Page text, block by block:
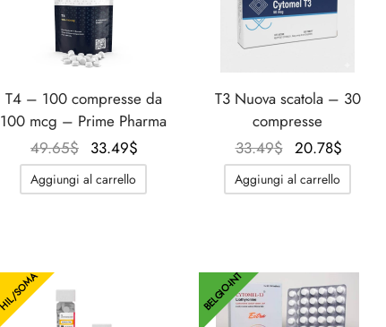
T4 – 100 compresse da
100 mcg – Prime Pharma
49.65$
Il
prezzo
originale
33.49$
prezzo
attuale
Aggiungi al carrello
T3 Nuova scatola – 30
compresse
33.49$
Il
prezzo
originale
20.78$
prezzo
attuale
Aggiungi al carrello
HIL/SOMA BELGIO-INT